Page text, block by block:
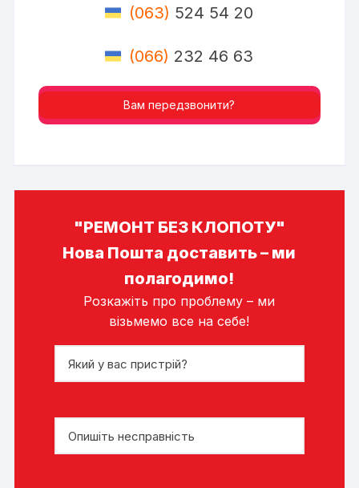
(063) 524 54 20
(066) 232 46 63
Вам передзвонити?
"РЕМОНТ БЕЗ КЛОПОТУ"
Нова Пошта доставить – ми
полагодимо!
Розкажіть про проблему – ми
візьмемо все на себе!